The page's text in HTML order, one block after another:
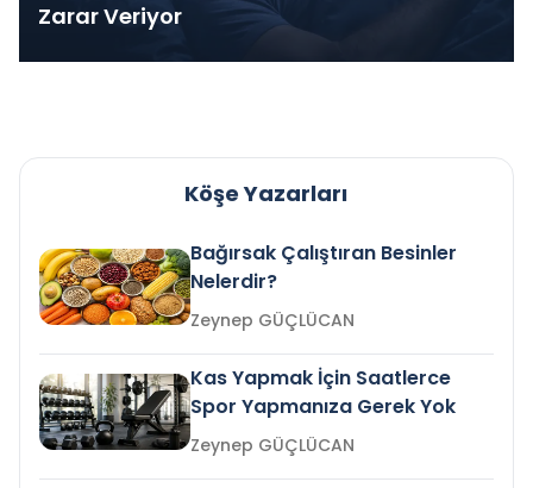
Zarar Veriyor
Köşe Yazarları
Bağırsak Çalıştıran Besinler
Nelerdir?
Zeynep GÜÇLÜCAN
Kas Yapmak İçin Saatlerce
Spor Yapmanıza Gerek Yok
Zeynep GÜÇLÜCAN